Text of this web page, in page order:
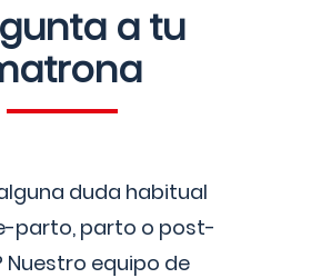
a tu
duda habitual
parto, parto o post-
Nuestro equipo de